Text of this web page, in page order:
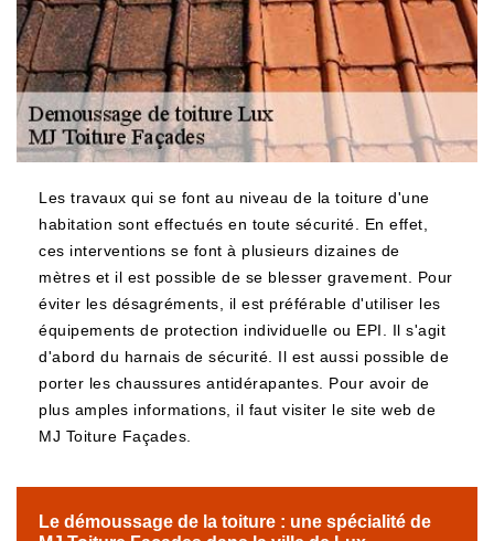
Les travaux qui se font au niveau de la toiture d'une
habitation sont effectués en toute sécurité. En effet,
ces interventions se font à plusieurs dizaines de
mètres et il est possible de se blesser gravement. Pour
éviter les désagréments, il est préférable d'utiliser les
équipements de protection individuelle ou EPI. Il s'agit
d'abord du harnais de sécurité. Il est aussi possible de
porter les chaussures antidérapantes. Pour avoir de
plus amples informations, il faut visiter le site web de
MJ Toiture Façades.
Le démoussage de la toiture : une spécialité de